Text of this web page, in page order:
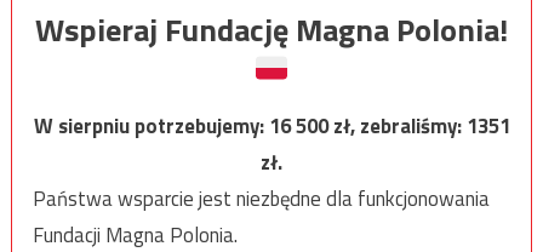
Wspieraj Fundację Magna Polonia!
W sierpniu potrzebujemy:16 500zł, zebraliśmy:1351
zł.
Państwa wsparcie jest niezbędne dla funkcjonowania
Fundacji Magna Polonia.